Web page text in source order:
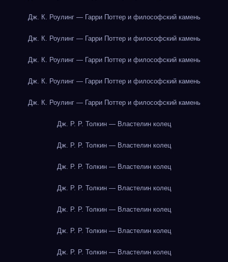
Дж. К. Роулинг — Гарри Поттер и философский камень
Дж. К. Роулинг — Гарри Поттер и философский камень
Дж. К. Роулинг — Гарри Поттер и философский камень
Дж. К. Роулинг — Гарри Поттер и философский камень
Дж. К. Роулинг — Гарри Поттер и философский камень
Дж. Р. Р. Толкин — Властелин колец
Дж. Р. Р. Толкин — Властелин колец
Дж. Р. Р. Толкин — Властелин колец
Дж. Р. Р. Толкин — Властелин колец
Дж. Р. Р. Толкин — Властелин колец
Дж. Р. Р. Толкин — Властелин колец
Дж. Р. Р. Толкин — Властелин колец